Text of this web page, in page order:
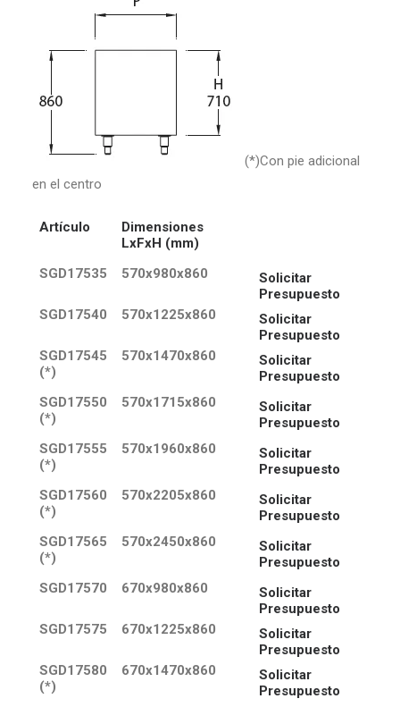
(*)Con pie adicional
en el centro
Artículo
Dimensiones
LxFxH (mm)
SGD17535
570x980x860
Solicitar
Presupuesto
SGD17540
570x1225x860
Solicitar
Presupuesto
SGD17545
(*)
570x1470x860
Solicitar
Presupuesto
SGD17550
(*)
570x1715x860
Solicitar
Presupuesto
SGD17555
(*)
570x1960x860
Solicitar
Presupuesto
SGD17560
(*)
570x2205x860
Solicitar
Presupuesto
SGD17565
(*)
570x2450x860
Solicitar
Presupuesto
SGD17570
670x980x860
Solicitar
Presupuesto
SGD17575
670x1225x860
Solicitar
Presupuesto
SGD17580
(*)
670x1470x860
Solicitar
Presupuesto